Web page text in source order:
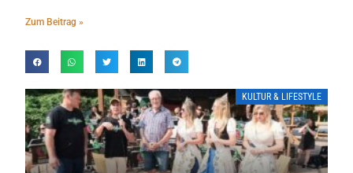
Zum Beitrag »
KULTUR & LIFESTYLE